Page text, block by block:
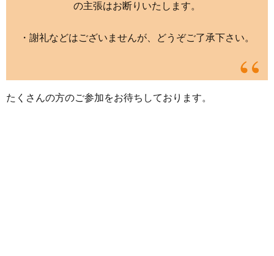
の主張はお断りいたします。
・謝礼などはございませんが、どうぞご了承下さい。
たくさんの方のご参加をお待ちしております。